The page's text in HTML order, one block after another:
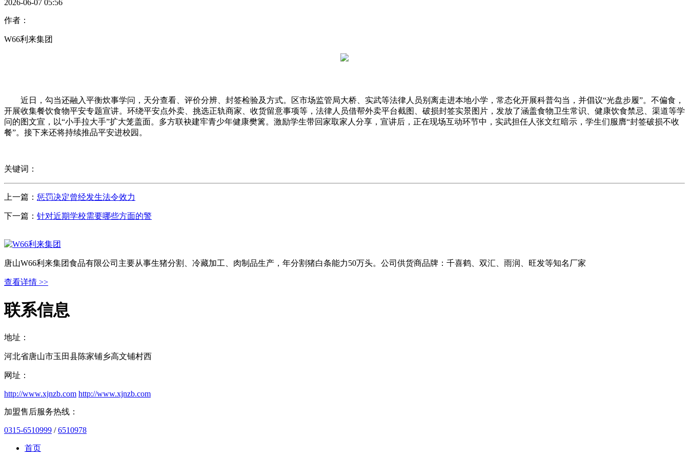
2026-06-07 05:56
作者：
W66利来集团
近日，勾当还融入平衡炊事学问，天分查看、评价分辨、封签检验及方式。区市场监管局大桥、实武等法律人员别离走进本地小学，常态化开展科普勾当，并倡议“光盘步履”。不偏食，
开展收集餐饮食物平安专题宣讲。环绕平安点外卖、挑选正轨商家、收货留意事项等，法律人员借帮外卖平台截图、破损封签实景图片，发放了涵盖食物卫生常识、健康饮食禁忌、渠道等学
问的图文宣，以“小手拉大手”扩大笼盖面。多方联袂建牢青少年健康樊篱。激励学生带回家取家人分享，宣讲后，正在现场互动环节中，实武担任人张文红暗示，学生们服膺“封签破损不收
餐”。接下来还将持续推品平安进校园。
关键词：
上一篇： 惩罚决定曾经发生法令效力
下一篇： 针对近期学校需要哪些方面的警
唐山W66利来集团食品有限公司主要从事生猪分割、冷藏加工、肉制品生产，年分割猪白条能力50万头。公司供货商品牌：千喜鹤、双汇、雨润、旺发等知名厂家
查看详情 >>
联系信息
地址：
河北省唐山市玉田县陈家铺乡高文铺村西
网址：
http://www.xjnzb.com http://www.xjnzb.com
加盟售后服务热线：
0315-6510999 /6510978
首页